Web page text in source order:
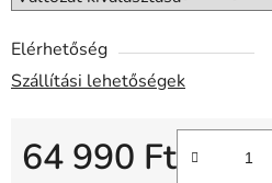
Elérhetőség
Szállítási lehetőségek
64 990 Ft